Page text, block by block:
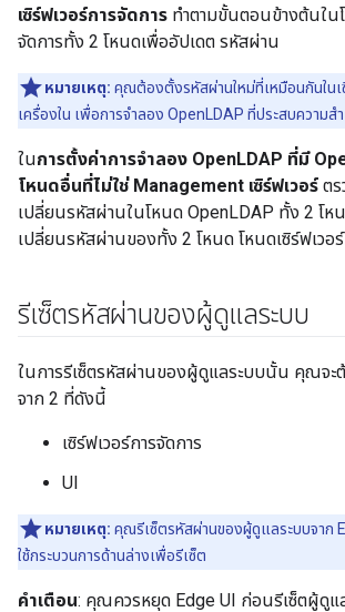
เซิร์ฟเวอร์การจัดการ ทำตามขั้นตอนข้างต้นใน
จัดการทั้ง 2 โหนดเพื่ออัปเดต รหัสผ่าน
หมายเหตุ: คุณต้องตั้งรหัสผ่านใหม่ที่เหมือนกันในเ
เครื่องใน เพื่อการจำลอง OpenLDAP ที่ประสบความสำ
ในการตั้งค่าการจำลอง OpenLDAP ที่มี
โหนดอื่นที่ไม่ใช่ Management เซิร์ฟเวอร์ ต
เปลี่ยนรหัสผ่านในโหนด OpenLDAP ทั้ง 2 โ
เปลี่ยนรหัสผ่านของทั้ง 2 โหนด โหนดเซิร์ฟเวอ
รีเซ็ตรหัสผ่านของผู้ดูแลระบบ
ในการรีเซ็ตรหัสผ่านของผู้ดูแลระบบนั้น คุณจะ
จาก 2 ที่ดังนี้
เซิร์ฟเวอร์การจัดการ
UI
หมายเหตุ: คุณรีเซ็ตรหัสผ่านของผู้ดูแลระบบจาก
ใช้กระบวนการด้านล่างเพื่อรีเซ็ต
คำเตือน: คุณควรหยุด Edge UI ก่อนรีเซ็ตผู้ดูแ